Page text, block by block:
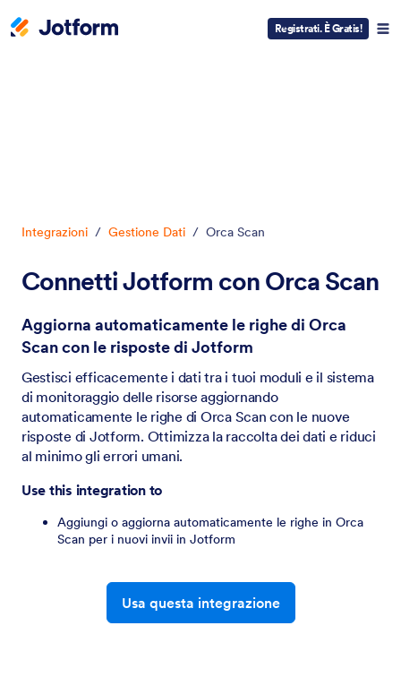
Registrati. È Gratis!
Integrazioni / Gestione Dati / Orca Scan
Connetti Jotform con Orca Scan
Aggiorna automaticamente le righe di Orca
Scan con le risposte di Jotform
Gestisci efficacemente i dati tra i tuoi moduli e il sistema
di monitoraggio delle risorse aggiornando
automaticamente le righe di Orca Scan con le nuove
risposte di Jotform. Ottimizza la raccolta dei dati e riduci
al minimo gli errori umani.
Use this integration to
Aggiungi o aggiorna automaticamente le righe in Orca
Scan per i nuovi invii in Jotform
Usa questa integrazione